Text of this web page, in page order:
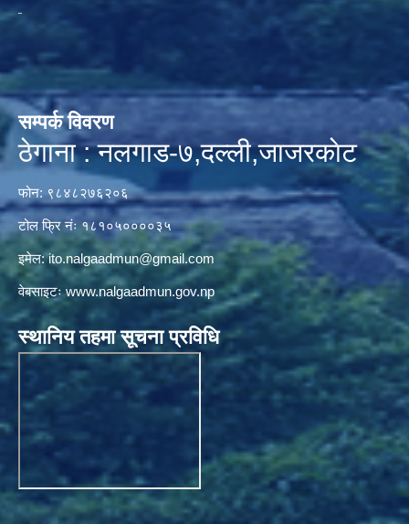
सम्पर्क विवरण
ठेगाना : नलगाड-७,दल्ली,जाजरकाेट
फोन: ९८४८२७६२०६
टोल फ्रि नंः १८१०५००००३५
इमेल:ito.nalgaadmun@gmail.com
वेबसाइटःwww.nalgaadmun.gov.np
स्थानिय तहमा सूचना प्रविधि